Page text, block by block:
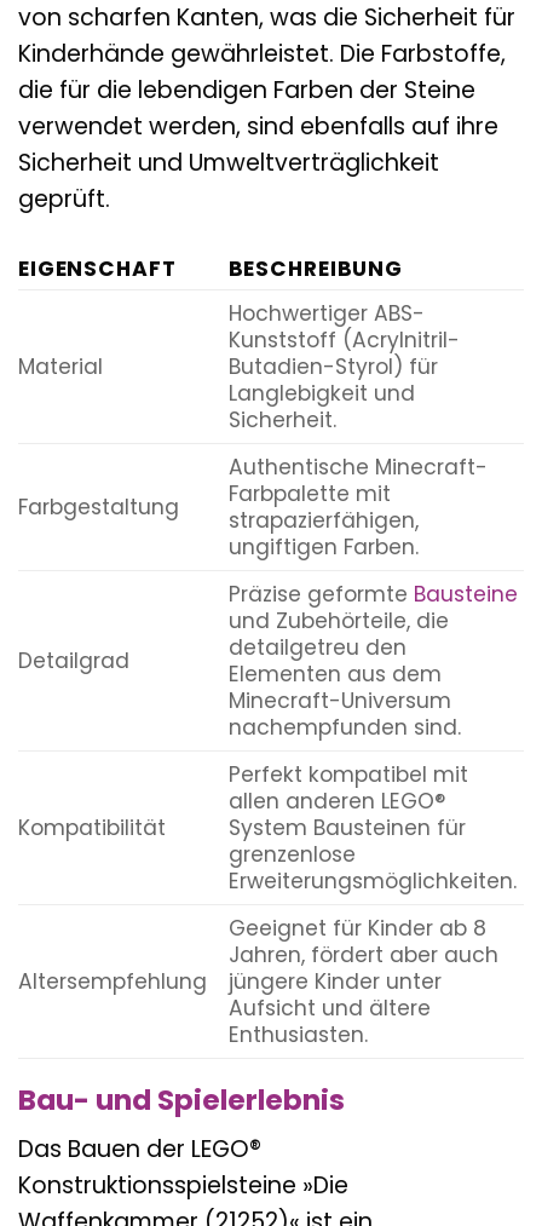
von scharfen Kanten, was die Sicherheit für
Kinderhände gewährleistet. Die Farbstoffe,
die für die lebendigen Farben der Steine
verwendet werden, sind ebenfalls auf ihre
Sicherheit und Umweltverträglichkeit
geprüft.
EIGENSCHAFT BESCHREIBUNG
Material
Hochwertiger ABS-
Kunststoff (Acrylnitril-
Butadien-Styrol) für
Langlebigkeit und
Sicherheit.
Farbgestaltung
Authentische Minecraft-
Farbpalette mit
strapazierfähigen,
ungiftigen Farben.
Detailgrad
Präzise geformte Bausteine
und Zubehörteile, die
detailgetreu den
Elementen aus dem
Minecraft-Universum
nachempfunden sind.
Kompatibilität
Perfekt kompatibel mit
allen anderen LEGO®
System Bausteinen für
grenzenlose
Erweiterungsmöglichkeiten.
Altersempfehlung
Geeignet für Kinder ab 8
Jahren, fördert aber auch
jüngere Kinder unter
Aufsicht und ältere
Enthusiasten.
Bau- und Spielerlebnis
Das Bauen der LEGO®
Konstruktionsspielsteine »Die